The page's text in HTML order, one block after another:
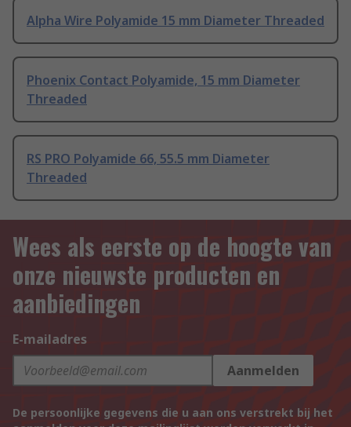
Alpha Wire Polyamide 15 mm Diameter Threaded
Phoenix Contact Polyamide, 15 mm Diameter
Threaded
RS PRO Polyamide 66, 55.5 mm Diameter
Threaded
Wees als eerste op de hoogte van
onze nieuwste producten en
aanbiedingen
E-mailadres
Aanmelden
De persoonlijke gegevens die u aan ons verstrekt bij het